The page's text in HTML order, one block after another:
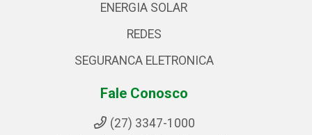
ENERGIA SOLAR
REDES
SEGURANCA ELETRONICA
Fale Conosco
(27) 3347-1000